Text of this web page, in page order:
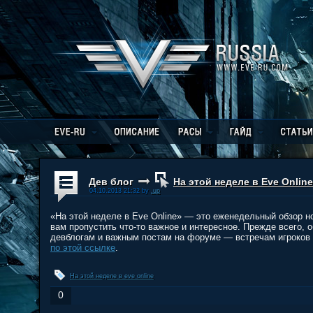
Дев блог На этой неделе в Eve
04.10.2013 21:32 by .up
«На этой неделе в Eve Online» — это еженедельный обзор
вам пропустить что-то важное и интересное. Прежде
девблогам и важным постам на форуме — встречам
по этой ссылке.
На этой неделе в eve online
0